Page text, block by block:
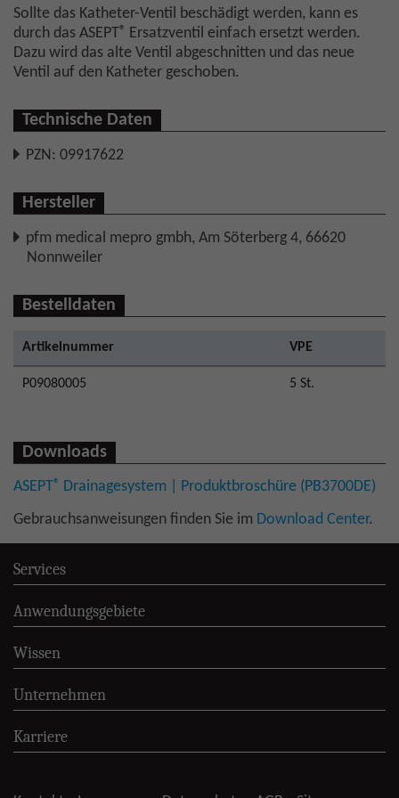
Sollte das Katheter-Ventil beschädigt werden, kann es
durch das ASEPT® Ersatzventil einfach ersetzt werden.
Dazu wird das alte Ventil abgeschnitten und das neue
Ventil auf den Katheter geschoben.
Technische Daten
PZN: 09917622
Hersteller
pfm medical mepro gmbh, Am Söterberg 4, 66620
Nonnweiler
Bestelldaten
Artikelnummer VPE
P09080005 5 St.
Downloads
ASEPT® Drainagesystem | Produktbroschüre (PB3700DE)
Gebrauchsanweisungen finden Sie im Download Center.
Services
Anwendungsgebiete
Wissen
Unternehmen
Karriere